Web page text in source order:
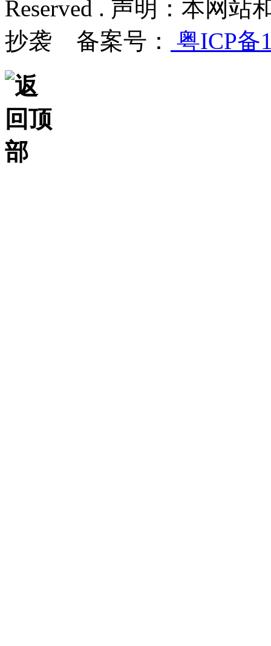
Reserved . 声明：本网
抄袭 备案号：
粤ICP备